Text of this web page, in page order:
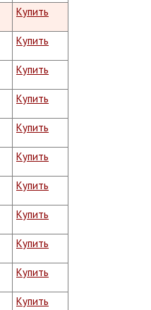
Купить
Купить
Купить
Купить
Купить
Купить
Купить
Купить
Купить
Купить
Купить